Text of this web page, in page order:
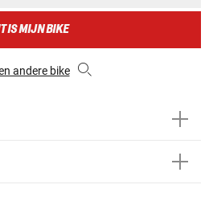
IS MIJN BIKE
andere bike